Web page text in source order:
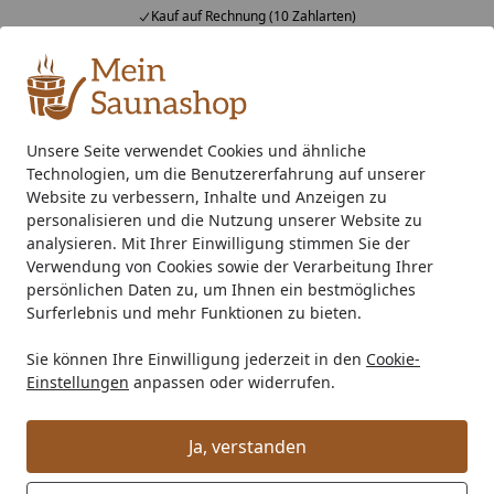
Unsere Seite verwendet Cookies und ähnliche
Technologien, um die Benutzererfahrung auf unserer
Website zu verbessern, Inhalte und Anzeigen zu
personalisieren und die Nutzung unserer Website zu
analysieren. Mit Ihrer Einwilligung stimmen Sie der
Verwendung von Cookies sowie der Verarbeitung Ihrer
persönlichen Daten zu, um Ihnen ein bestmögliches
Surferlebnis und mehr Funktionen zu bieten.
Sie können Ihre Einwilligung jederzeit in den Cookie-
Einstellungen anpassen oder widerrufen.
Ja, verstanden
Kauf auf Rechnung (10 Zahlarten)
Alle Produkte
Mein Konto
Suchen
Startseite
Indoor-Sauna Massivholzsauna Eckeinstieg Sauna
Weka Premium Massivholzsauna
Cubilis 3 Familiensauna mit
Glastür+Fenster inkl.
Montageservice - 45 mm